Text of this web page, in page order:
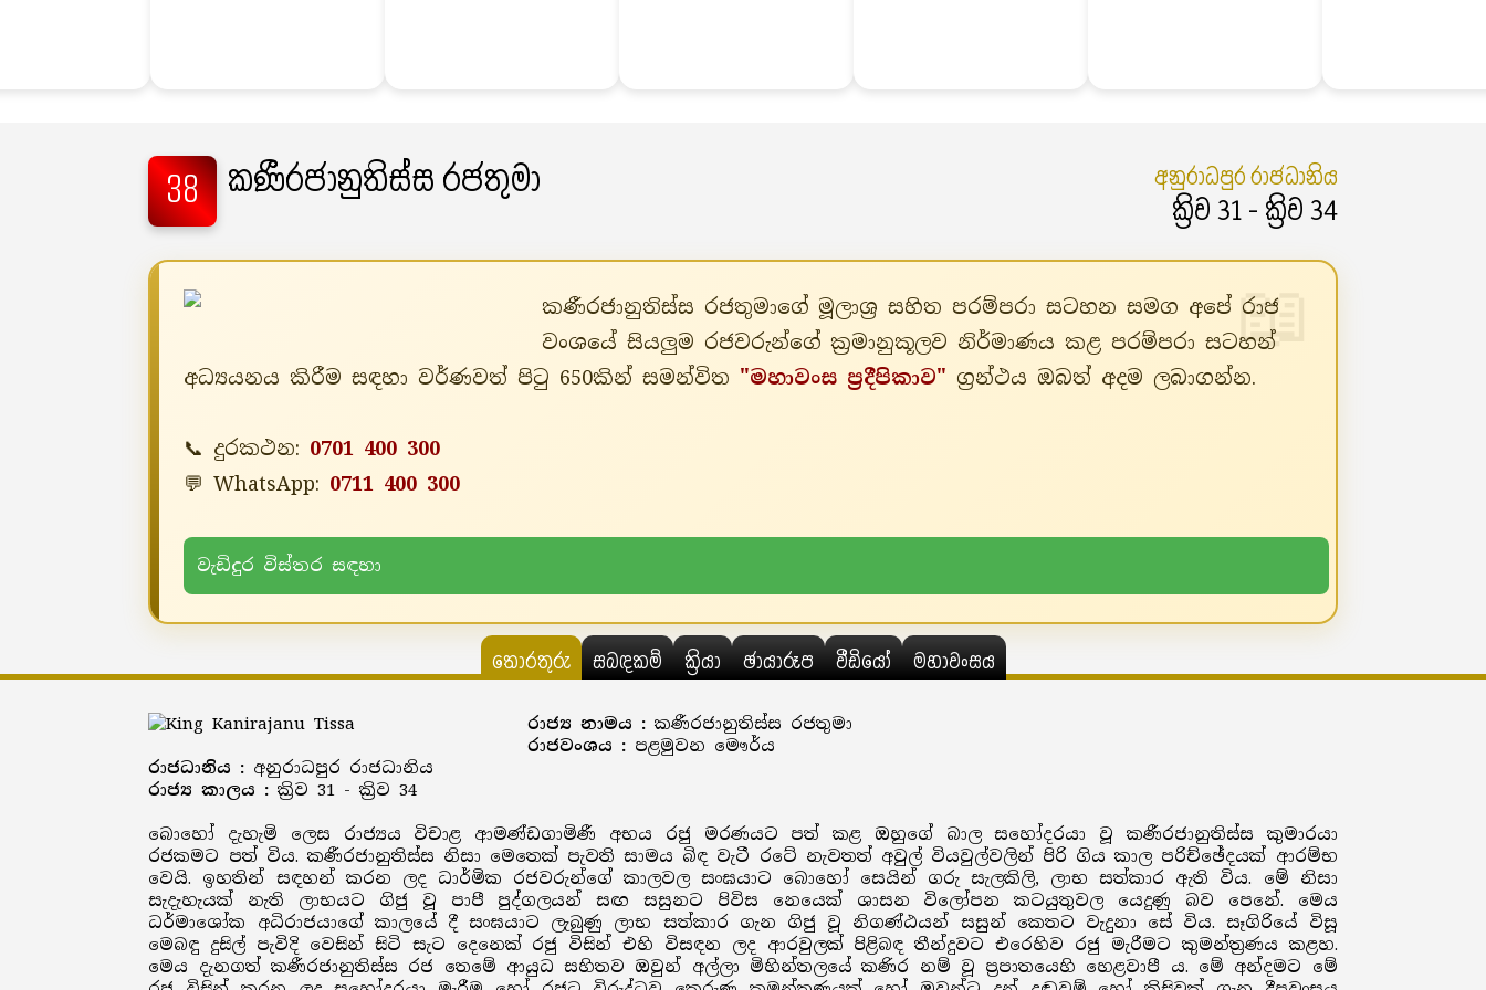
38 කණීරජානුතිස්ස රජතුමා අනුරාධපුර රාජධානිය
ක්‍රිව 31 - ක්‍රිව 34
කණීරජානුතිස්ස රජතුමාගේ මූලාශ්‍ර සහිත පරම්පරා සටහන සමග අපේ රාජ
වංශයේ සියලුම රජවරුන්ගේ ක්‍රමානුකූලව නිර්මාණය කළ පරම්පරා සටහන්
අධ්‍යයනය කිරීම සඳහා වර්ණවත් පිටු 650කින් සමන්විත "මහාවංස ප්‍රදීපිකාව" ග්‍රන්ථය ඔබත් අදම ලබාගන්න.
📞 දුරකථන: 0701 400 300
💬 WhatsApp: 0711 400 300
වැඩිදුර විස්තර සඳහා
තොරතුරු සබඳකම් ක්‍රියා ඡායාරූප වීඩියෝ මහාවංසය
රාජ්‍ය නාමය : කණීරජානුතිස්ස රජතුමා
රාජවංශය : පළමුවන මෞර්ය
රාජධානිය : අනුරාධපුර රාජධානිය
රාජ්‍ය කාලය :ක්‍රිව 31 - ක්‍රිව 34
බොහෝ දැහැමි ලෙස රාජ්‍යය විචාළ ආමණ්ඩගාමිණී අභය රජු මරණයට පත් කළ ඔහුගේ බාල සහෝදරයා වූ කණීරජානුතිස්ස කුමාරයා
රජකමට පත් විය. කණීරජානුතිස්ස නිසා මෙතෙක් පැවති සාමය බිඳ වැටී රටේ නැවතත් අවුල් වියවුල්වලින් පිරි ගිය කාල පරිච්ඡේදයක් ආරම්භ
වෙයි. ඉහතින් සඳහන් කරන ලද ධාර්මික රජවරුන්ගේ කාලවල සංඝයාට බොහෝ සෙයින් ගරු සැලකිලි, ලාභ සත්කාර ඇති විය. මේ නිසා
සැදැහැයක් නැති ලාභයට ගිජු වූ පාපී පුද්ගලයන් සඟ සසුනට පිවිස නෙයෙක් ශාසන විලෝපන කටයුතුවල යෙදුණු බව පෙනේ. මෙය
ධර්මාශෝක අධිරාජයාගේ කාලයේ දී සංඝයාට ලැබුණු ලාභ සත්කාර ගැන ගිජු වූ නිගණ්ඨයන් සසුන් කෙතට වැදුනා සේ විය. සෑගිරියේ විසූ
මෙබඳු දුසිල් පැවිදි වෙසින් සිටි සැට දෙනෙක් රජු විසින් එහි විසඳන ලද ආරවුලක් පිළිබඳ තීන්දුවට එරෙහිව රජු මැරීමට කුමන්ත්‍රණය කළහ.
මෙය දැනගත් කණීරජානුතිස්ස රජ තෙමේ ආයුධ සහිතව ඔවුන් අල්ලා මිහින්තලයේ කණිර නම් වූ ප්‍රපාතයෙහි හෙළවාපී ය. මේ අන්දමට මේ